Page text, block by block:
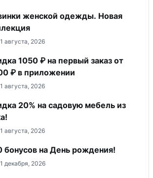
женской одежды. Новая
августа, 2026
1050 ₽ на первый заказ от
₽ в приложении
августа, 2026
20% на садовую мебель из
августа, 2026
бонусов на День рождения!
декабря, 2026